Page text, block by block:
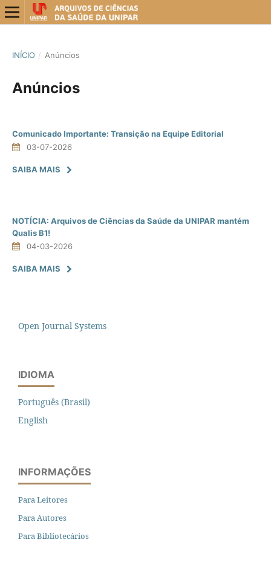
INÍCIO / Anúncios
Anúncios
Comunicado Importante: Transição na Equipe Editorial
03-07-2026
SAIBA MAIS
NOTÍCIA: Arquivos de Ciências da Saúde da UNIPAR mantém
Qualis B1!
04-03-2026
SAIBA MAIS
Open Journal Systems
IDIOMA
Português (Brasil)
English
INFORMAÇÕES
Para Leitores
Para Autores
Para Bibliotecários